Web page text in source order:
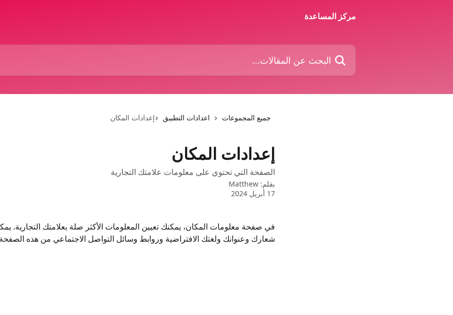
مركز المساعدة
البحث عن المقالات...
جميع المجموعات اعدادات التطبيق إعدادات المكان
إعدادات المكان
الصفحة التي تحتوي على معلومات علامتك التجارية
بقلم: Matthew
17 أبريل 2024
في صفحة معلومات المكان، يمكنك تعيين المعلومات الأكثر صلة بعلامتك التجارية.
شعارك وعنوانك ولغتك الافتراضية وروابط وسائل التواصل الاجتماعي من هذه